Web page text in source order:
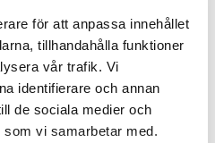
för att anpassa innehållet
tillhandahålla funktioner
vår trafik. Vi
identifierare och annan
de sociala medier och
vi samarbetar med.
(dräkter)